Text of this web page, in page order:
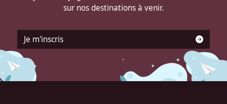
sur nos destinations à venir.
Je m'inscris